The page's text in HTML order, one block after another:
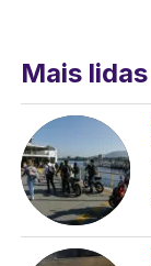
Mais lidas